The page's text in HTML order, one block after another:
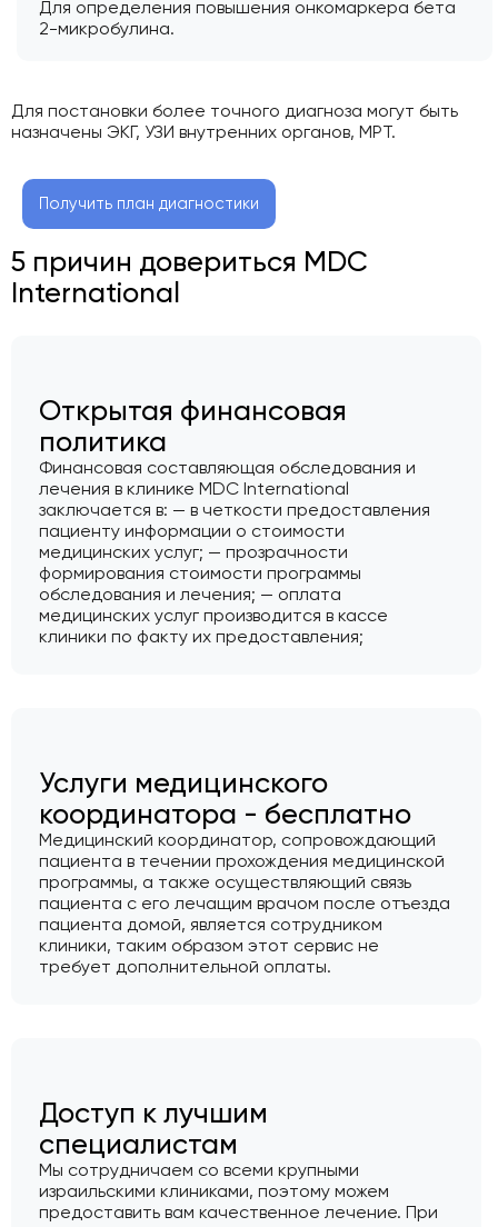
Для определения повышения онкомаркера бета
2-микробулина.
Для постановки более точного диагноза могут быть
назначены ЭКГ, УЗИ внутренних органов, МРТ.
Получить план диагностики
5 причин довериться MDC
International
Открытая финансовая
политика
Финансовая составляющая обследования и
лечения в клинике MDC International
заключается в: — в четкости предоставления
пациенту информации о стоимости
медицинских услуг; — прозрачности
формирования стоимости программы
обследования и лечения; — оплата
медицинских услуг производится в кассе
клиники по факту их предоставления;
Услуги медицинского
координатора - бесплатно
Медицинский координатор, сопровождающий
пациента в течении прохождения медицинской
программы, а также осуществляющий связь
пациента с его лечащим врачом после отъезда
пациента домой, является сотрудником
клиники, таким образом этот сервис не
требует дополнительной оплаты.
Доступ к лучшим
специалистам
Мы сотрудничаем со всеми крупными
израильскими клиниками, поэтому можем
предоставить вам качественное лечение. При